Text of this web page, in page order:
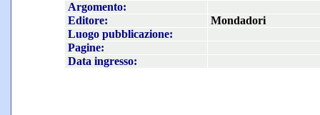
Argomento:
Editore:
Mondadori
Luogo pubblicazione:
Pagine:
Data ingresso: